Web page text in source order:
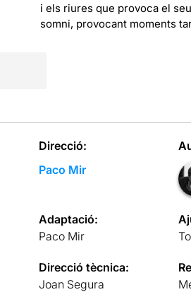
i els riures que provoca el
somni, provocant moments
Direcció:
Paco Mir
Adaptació:
Paco Mir
Direcció tècnica:
Joan Segura